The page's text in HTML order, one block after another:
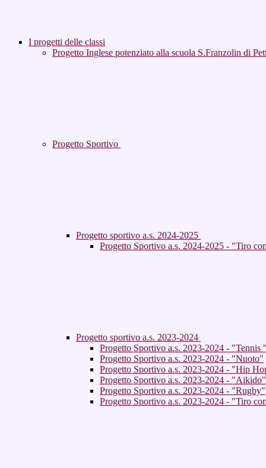
I progetti delle classi
Progetto Inglese potenziato alla scuola S.Franzolin di
Progetto Sportivo
Progetto sportivo a.s. 2024-2025
Progetto Sportivo a.s. 2024-2025 - "Tiro
Progetto sportivo a.s. 2023-2024
Progetto Sportivo a.s. 2023-2024 - "Tennis "
Progetto Sportivo a.s. 2023-2024 - "Nuoto"
Progetto Sportivo a.s. 2023-2024 - "Hip
Progetto Sportivo a.s. 2023-2024 - "Aikido"
Progetto Sportivo a.s. 2023-2024 - "Rugby"
Progetto Sportivo a.s. 2023-2024 - "Tiro